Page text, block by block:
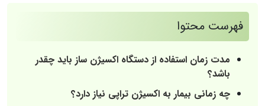
فهرست محتوا
مدت زمان استفاده از دستگاه اکسیژن ساز باید چقدر
باشد؟
چه زمانی بیمار به اکسیژن‌ تراپی نیاز دارد؟